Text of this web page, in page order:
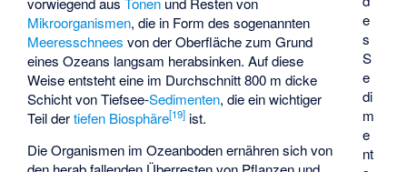
e
s
S
e
di
m
e
nt
Mikroorganismen, die in Form des sogenannten
Meeresschnees von der Oberfläche zum Grund
eines Ozeans langsam herabsinken. Auf diese
Weise entsteht eine im Durchschnitt 800 m dicke
Schicht von Tiefsee-Sedimenten, die ein wichtiger
Teil dertiefen Biosphäre[19] ist.
Die Organismen im Ozeanboden ernähren sich von